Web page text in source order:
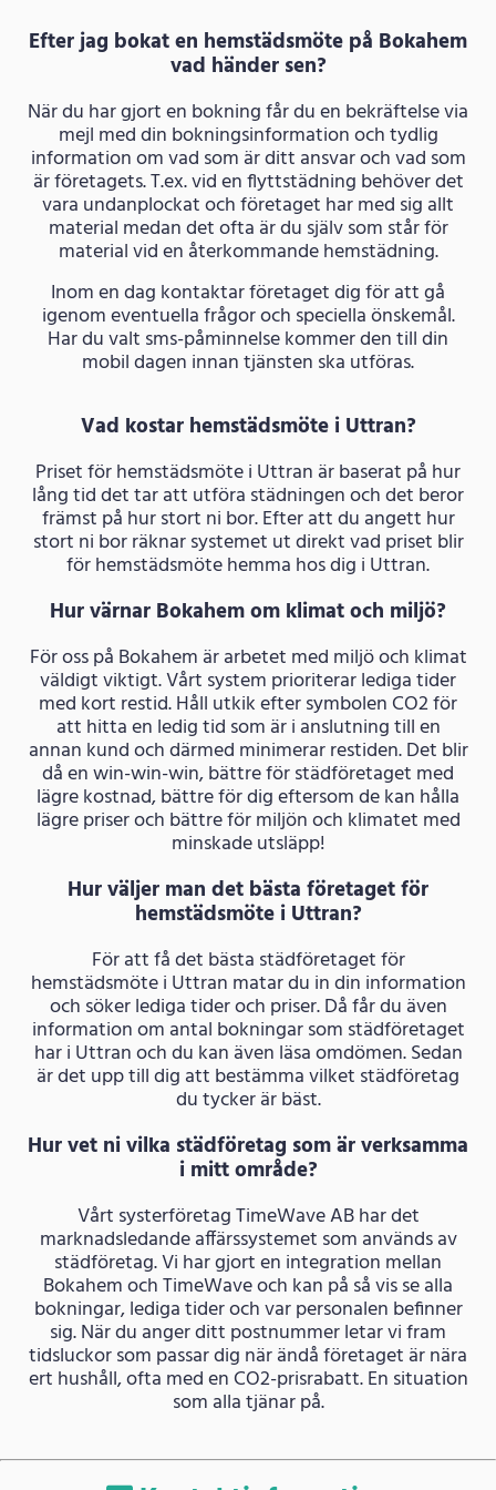
Efter jag bokat en hemstädsmöte på Bokahem
vad händer sen?
När du har gjort en bokning får du en bekräftelse via
mejl med din bokningsinformation och tydlig
information om vad som är ditt ansvar och vad som
är företagets. T.ex. vid en flyttstädning behöver det
vara undanplockat och företaget har med sig allt
material medan det ofta är du själv som står för
material vid en återkommande hemstädning.
Inom en dag kontaktar företaget dig för att gå
igenom eventuella frågor och speciella önskemål.
Har du valt sms-påminnelse kommer den till din
mobil dagen innan tjänsten ska utföras.
Vad kostar hemstädsmöte i Uttran?
Priset för hemstädsmöte i Uttran är baserat på hur
lång tid det tar att utföra städningen och det beror
främst på hur stort ni bor. Efter att du angett hur
stort ni bor räknar systemet ut direkt vad priset blir
för hemstädsmöte hemma hos dig i Uttran.
Hur värnar Bokahem om klimat och miljö?
För oss på Bokahem är arbetet med miljö och klimat
väldigt viktigt. Vårt system prioriterar lediga tider
med kort restid. Håll utkik efter symbolen CO2 för
att hitta en ledig tid som är i anslutning till en
annan kund och därmed minimerar restiden. Det blir
då en win-win-win, bättre för städföretaget med
lägre kostnad, bättre för dig eftersom de kan hålla
lägre priser och bättre för miljön och klimatet med
minskade utsläpp!
Hur väljer man det bästa företaget för
hemstädsmöte i Uttran?
För att få det bästa städföretaget för
hemstädsmöte i Uttran matar du in din information
och söker lediga tider och priser. Då får du även
information om antal bokningar som städföretaget
har i Uttran och du kan även läsa omdömen. Sedan
är det upp till dig att bestämma vilket städföretag
du tycker är bäst.
Hur vet ni vilka städföretag som är verksamma
i mitt område?
Vårt systerföretag TimeWave AB har det
marknadsledande affärssystemet som används av
städföretag. Vi har gjort en integration mellan
Bokahem och TimeWave och kan på så vis se alla
bokningar, lediga tider och var personalen befinner
sig. När du anger ditt postnummer letar vi fram
tidsluckor som passar dig när ändå företaget är nära
ert hushåll, ofta med en CO2-prisrabatt. En situation
som alla tjänar på.